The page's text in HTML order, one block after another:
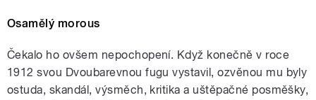
Osamělý morous
Čekalo ho ovšem nepochopení. Když konečně v roce
1912 svou Dvoubarevnou fugu vystavil, ozvěnou mu byly
ostuda, skandál, výsměch, kritika a uštěpačné posměšky,